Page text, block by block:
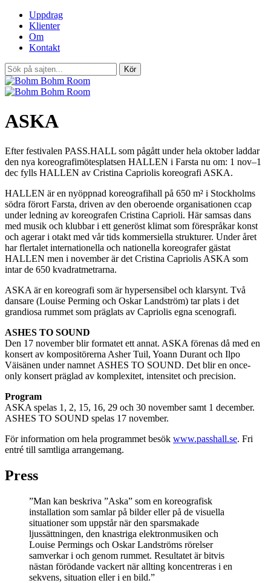
Uppdrag
Klienter
Om
Kontakt
ASKA
Efter festivalen PASS.HALL som pågått under hela oktober laddar
den nya koreografimötesplatsen HALLEN i Farsta nu om: 1 nov–1
dec fylls HALLEN av Cristina Capriolis koreografi ASKA.
HALLEN är en nyöppnad koreografihall på 650 m² i Stockholms
södra förort Farsta, driven av den oberoende organisationen ccap
under ledning av koreografen Cristina Caprioli. Här samsas dans
med musik och klubbar i ett generöst klimat som förespråkar konst
och agerar i otakt med vår tids kommersiella strukturer. Under året
har flertalet internationella och nationella koreografer gästat
HALLEN men i november är det Cristina Capriolis ASKA som
intar de 650 kvadratmetrarna.
ASKA är en koreografi som är hypersensibel och klarsynt. Två
dansare (Louise Perming och Oskar Landström) tar plats i det
grandiosa rummet som präglats av Capriolis egna scenografi.
ASHES TO SOUND
Den 17 november blir formatet ett annat. ASKA förenas då med en
konsert av kompositörerna Asher Tuil, Yoann Durant och Ilpo
Väisänen under namnet ASHES TO SOUND. Det blir en once-
only konsert präglad av komplexitet, intensitet och precision.
Program
ASKA spelas 1, 2, 15, 16, 29 och 30 november samt 1 december.
ASHES TO SOUND spelas 17 november.
För information om hela programmet besök www.passhall.se. Fri
entré till samtliga arrangemang.
Press
”Man kan beskriva ”Aska” som en koreografisk
installation som samlar på bilder eller på de visuella
situationer som uppstår när den sparsmakade
ljussättningen, den knastriga elektronmusiken och
Louise Permings och Oskar Landströms rörelser
samverkar i och genom rummet. Resultatet är bitvis
nästan förödande vackert när allting koncentreras i en
sekvens, situation eller i en bild.”